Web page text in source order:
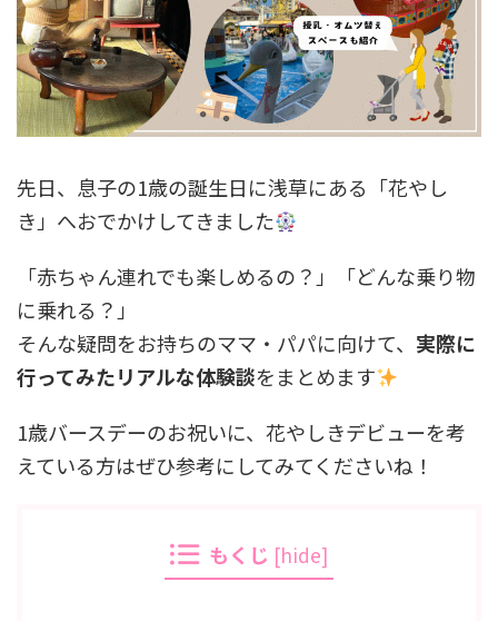
先日、息子の1歳の誕生日に浅草にある「花やし
き」へおでかけしてきました
「赤ちゃん連れでも楽しめるの？」「どんな乗り物
に乗れる？」
そんな疑問をお持ちのママ・パパに向けて、 実際に
行ってみたリアルな体験談をまとめます
1歳バースデーのお祝いに、花やしきデビューを考
えている方はぜひ参考にしてみてくださいね！
もくじ [hide]